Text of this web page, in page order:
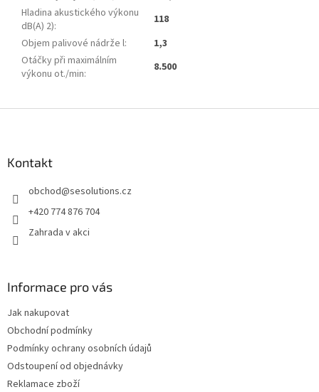
Hladina akustického výkonu
dB(A) 2):
118
Objem palivové nádrže l:
1,3
Otáčky při maximálním
výkonu ot./min: 8.500
Kontakt
obchod@sesolutions.cz
+420 774 876 704
Zahrada v akci
Informace pro vás
Jak nakupovat
Obchodní podmínky
Podmínky ochrany osobních údajů
Odstoupení od objednávky
Reklamace zboží